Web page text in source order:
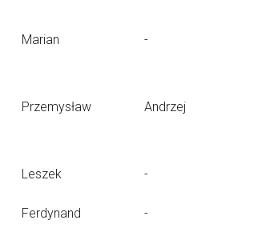
Marian -
Przemysław Andrzej
Leszek -
Ferdynand -